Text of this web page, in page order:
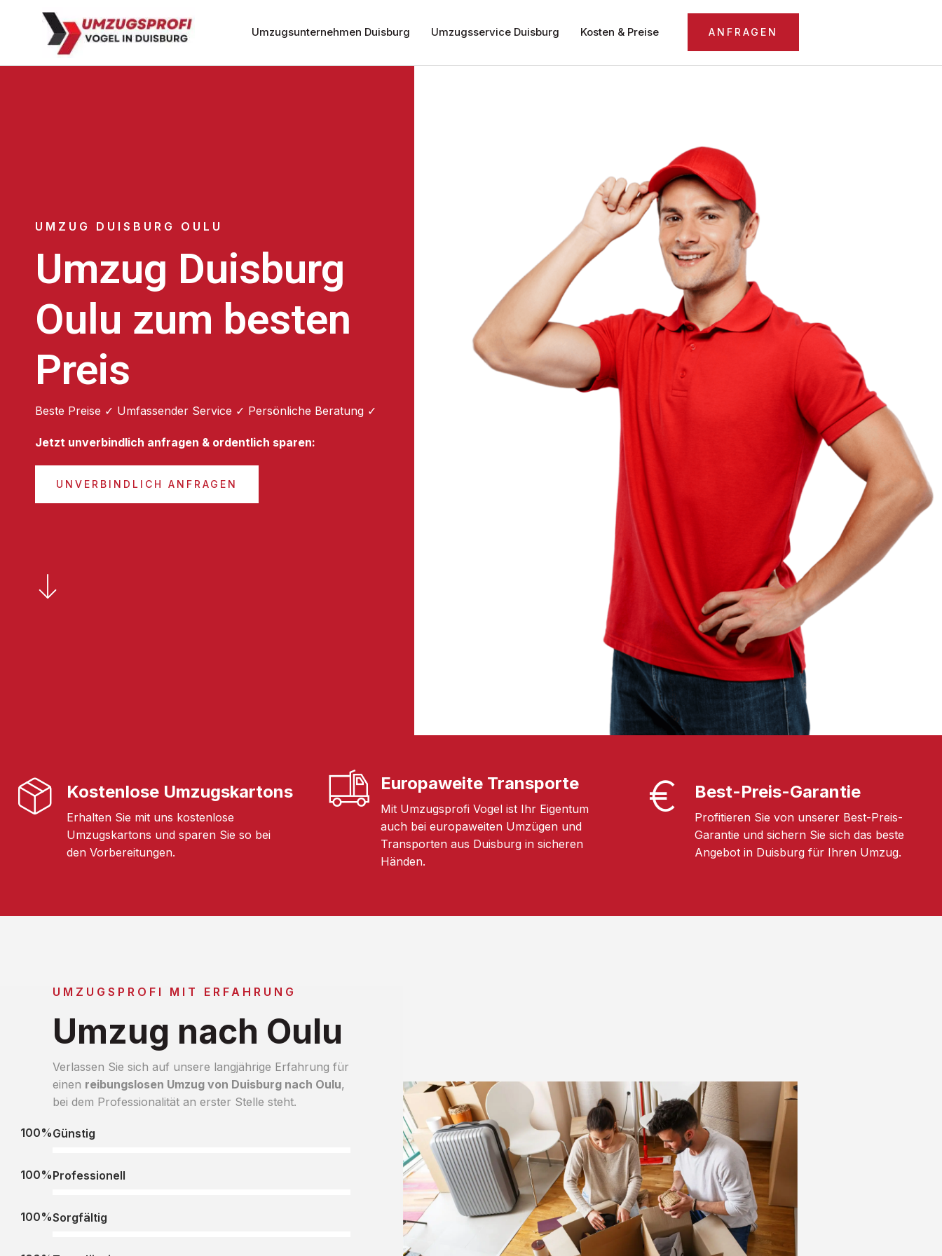
Umzugsunternehmen Duisburg Umzugsservice Duisburg Kosten & Preise ANFRAGEN
UMZUG DUISBURG OULU
Umzug Duisburg
Oulu zum besten
Preis
Beste Preise ✓ Umfassender Service ✓ Persönliche Beratung ✓
Jetzt unverbindlich anfragen & ordentlich sparen:
UNVERBINDLICH ANFRAGEN
Kostenlose Umzugskartons
Erhalten Sie mit uns kostenlose
Umzugskartons und sparen Sie so bei
den Vorbereitungen.
Europaweite Transporte
Mit Umzugsprofi Vogel ist Ihr Eigentum
auch bei europaweiten Umzügen und
Transporten aus Duisburg in sicheren
Händen.
Best-Preis-Garantie
Profitieren Sie von unserer Best-Preis-
Garantie und sichern Sie sich das beste
Angebot in Duisburg für Ihren Umzug.
UMZUGSPROFI MIT ERFAHRUNG
Umzug nach Oulu
Verlassen Sie sich auf unsere langjährige Erfahrung für
einen reibungslosen Umzug von Duisburg nach Oulu,
bei dem Professionalität an erster Stelle steht.
Günstig
100%
Professionell
100%
Sorgfältig
100%